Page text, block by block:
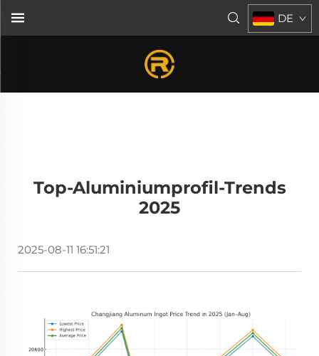
DE
Top-Aluminiumprofil-Trends
2025
2025-08-11 16:51:21